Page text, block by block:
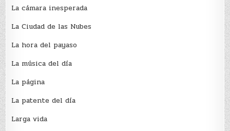
La cámara inesperada
La Ciudad de las Nubes
La hora del payaso
La música del día
La página
La patente del día
Larga vida